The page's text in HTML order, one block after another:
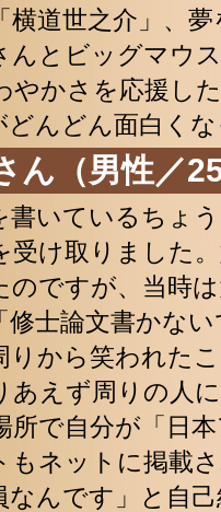
横道世之介」、
んとビッグマウ
やかさを応援し
んどん面白く
ん（男性／
いているちょ
受け取りました
のですが、当時
修士論文書かな
りから笑われた
あえず周りの人
所で自分が「日
もネットに掲載
なんです」と自